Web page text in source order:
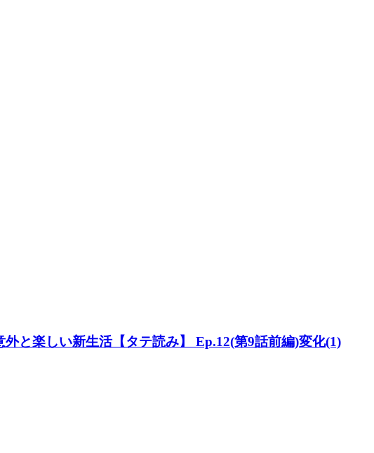
と楽しい新生活【タテ読み】 Ep.12(第9話前編)変化(1)